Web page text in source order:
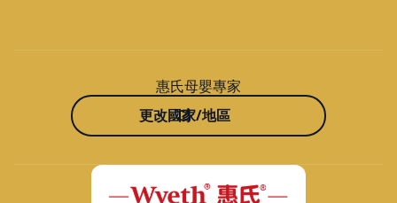
惠氏母嬰專家
更改國家/地區